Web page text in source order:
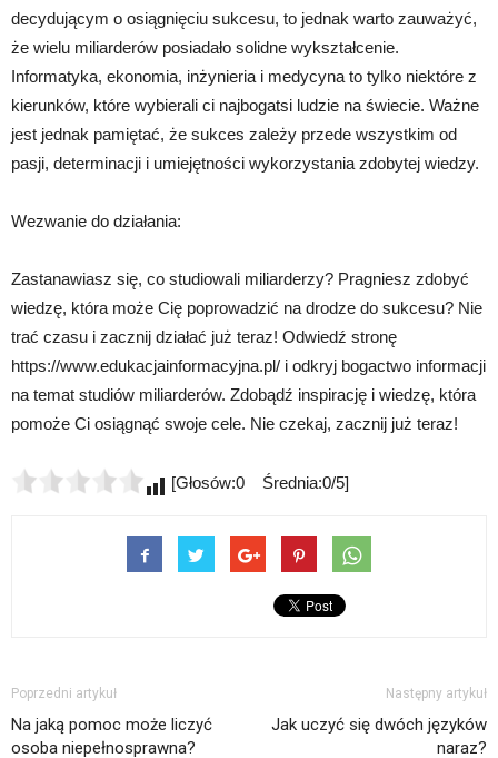
decydującym o osiągnięciu sukcesu, to jednak warto zauważyć,
że wielu miliarderów posiadało solidne wykształcenie.
Informatyka, ekonomia, inżynieria i medycyna to tylko niektóre z
kierunków, które wybierali ci najbogatsi ludzie na świecie. Ważne
jest jednak pamiętać, że sukces zależy przede wszystkim od
pasji, determinacji i umiejętności wykorzystania zdobytej wiedzy.
Wezwanie do działania:
Zastanawiasz się, co studiowali miliarderzy? Pragniesz zdobyć
wiedzę, która może Cię poprowadzić na drodze do sukcesu? Nie
trać czasu i zacznij działać już teraz! Odwiedź stronę
https://www.edukacjainformacyjna.pl/ i odkryj bogactwo informacji
na temat studiów miliarderów. Zdobądź inspirację i wiedzę, która
pomoże Ci osiągnąć swoje cele. Nie czekaj, zacznij już teraz!
[Głosów:0 Średnia:0/5]
Poprzedni artykuł
Na jaką pomoc może liczyć
osoba niepełnosprawna?
Następny artykuł
Jak uczyć się dwóch języków
naraz?